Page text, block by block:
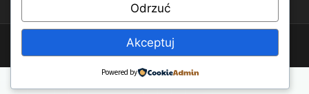
© 2026 jasfood.pl
Odrzuć
Akceptuj
Powered by